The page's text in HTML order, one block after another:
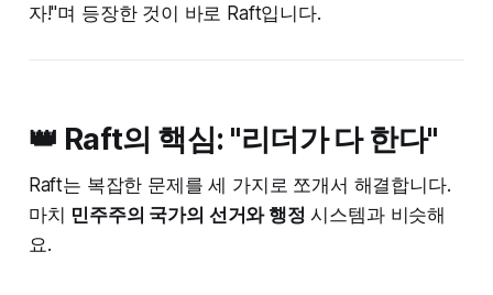
자!"며 등장한 것이 바로 Raft입니다.
👑 Raft의 핵심: "리더가 다 한다"
Raft는 복잡한 문제를 세 가지로 쪼개서 해결합니다.
마치 민주주의 국가의 선거와 행정 시스템과 비슷해
요.